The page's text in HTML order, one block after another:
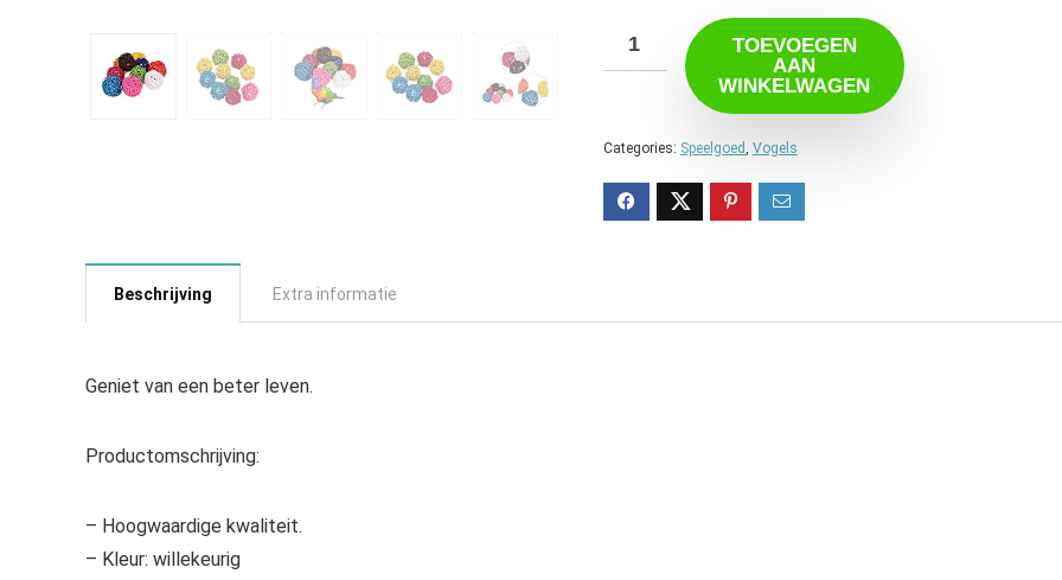
TOEVOEGEN
AAN
WINKELWAGEN
Categories: Speelgoed, Vogels
Beschrijving Extra informatie
Geniet van een beter leven.
Productomschrijving:
– Hoogwaardige kwaliteit.
– Kleur: willekeurig